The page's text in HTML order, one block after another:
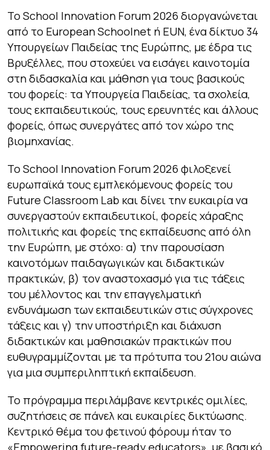
Το School Innovation Forum 2026 διοργανώνεται
από το European Schoolnet ή EUN, ένα δίκτυο 34
Υπουργείων Παιδείας της Ευρώπης, με έδρα τις
Βρυξέλλες, που στοχεύει να εισάγει καινοτομία
στη διδασκαλία και μάθηση για τους βασικούς
του φορείς: τα Υπουργεία Παιδείας, τα σχολεία,
τους εκπαιδευτικούς, τους ερευνητές και άλλους
φορείς, όπως συνεργάτες από τον χώρο της
βιομηχανίας.
Το School Innovation Forum 2026 φιλοξενεί
ευρωπαϊκά τους εμπλεκόμενους φορείς του
Future Classroom Lab και δίνει την ευκαιρία να
συνεργαστούν εκπαιδευτικοί, φορείς χάραξης
πολιτικής και φορείς της εκπαίδευσης από όλη
την Ευρώπη, με στόχο: α) την παρουσίαση
καινοτόμων παιδαγωγικών και διδακτικών
πρακτικών, β) τον αναστοχασμό για τις τάξεις
του μέλλοντος και την επαγγελματική
ενδυνάμωση των εκπαιδευτικών στις σύγχρονες
τάξεις και γ) την υποστήριξη και διάχυση
διδακτικών και μαθησιακών πρακτικών που
ευθυγραμμίζονται με τα πρότυπα του 21ου αιώνα
για μια συμπεριληπτική εκπαίδευση.
Το πρόγραμμα περιλάμβανε κεντρικές ομιλίες,
συζητήσεις σε πάνελ και ευκαιρίες δικτύωσης.
Κεντρικό θέμα του φετινού φόρουμ ήταν το